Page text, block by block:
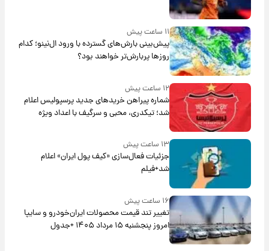
۱۱ ساعت پیش
پیش‌بینی بارش‌های گسترده با ورود ال‌نینو؛ کدام
روزها پربارش‌تر خواهند بود؟
۱۲ ساعت پیش
شماره پیراهن خریدهای جدید پرسپولیس اعلام
شد؛ تیکدری، محبی و سرگیف با اعداد ویژه
۱۳ ساعت پیش
جزئیات فعال‌سازی «کیف پول ایران» اعلام
شد+فیلم
۱۶ ساعت پیش
تغییر تند قیمت محصولات ایران‌خودرو و سایپا
امروز پنجشنبه ۱۵ مرداد ۱۴۰۵ +جدول